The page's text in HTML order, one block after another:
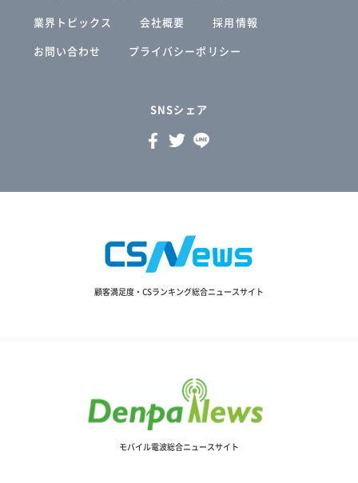
業界トピックス
会社概要
採用情報
お問い合わせ
プライバシーポリシー
SNSシェア
顧客満足度・CSランキング総合ニュースサイト
モバイル電波総合ニュースサイト